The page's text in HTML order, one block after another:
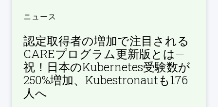
ニュース
認定取得者の増加で注目される
CAREプログラム更新版とは—
祝！日本のKubernetes受験数が
250%増加、Kubestronautも176
人へ